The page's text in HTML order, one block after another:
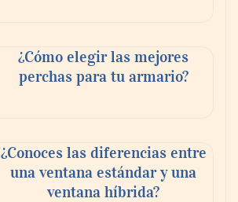
¿Cómo elegir las mejores
perchas para tu armario?
¿Conoces las diferencias entre
una ventana estándar y una
ventana híbrida?